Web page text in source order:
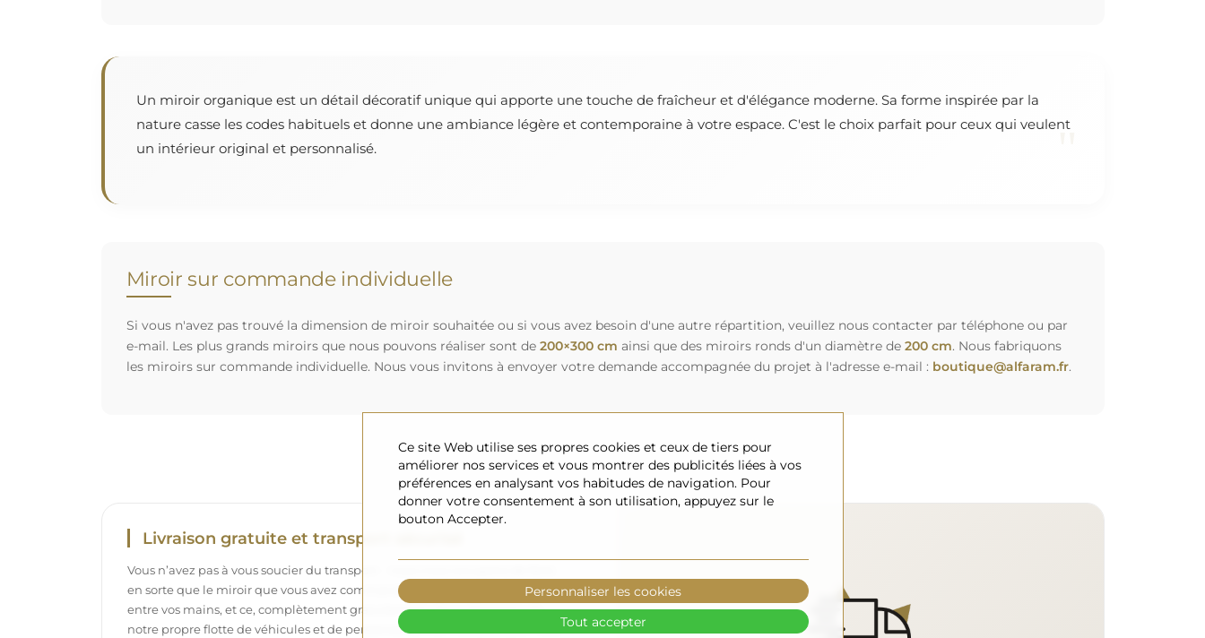
Un miroir organique est un détail décoratif unique qui apporte une touche de fraîcheur et d'élégance moderne. Sa forme inspirée par la
nature casse les codes habituels et donne une ambiance légère et contemporaine à votre espace. C'est le choix parfait pour ceux qui veulent
un intérieur original et personnalisé.
Miroir sur commande individuelle
Si vous n'avez pas trouvé la dimension de miroir souhaitée ou si vous avez besoin d'une autre répartition, veuillez nous contacter par téléphone ou par
e-mail. Les plus grands miroirs que nous pouvons réaliser sont de 200×300 cm ainsi que des miroirs ronds d'un diamètre de 200 cm. Nous fabriquons
les miroirs sur commande individuelle. Nous vous invitons à envoyer votre demande accompagnée du projet à l'adresse e-mail : boutique@alfaram.fr.
Livraison gratuite et transport sécurisé
Vous n’avez pas à vous soucier du transport – nous nous occupons de faire
en sorte que le miroir que vous avez commandé arrive en toute sécurité
entre vos mains, et ce, complètement gratuitement. Nous disposons de
notre propre flotte de véhicules et de personnel formé, c’est pourquoi nous
Ce site Web utilise ses propres cookies et ceux de tiers pour
améliorer nos services et vous montrer des publicités liées à vos
préférences en analysant vos habitudes de navigation. Pour
donner votre consentement à son utilisation, appuyez sur le
bouton Accepter.
Personnaliser les cookies
Tout accepter